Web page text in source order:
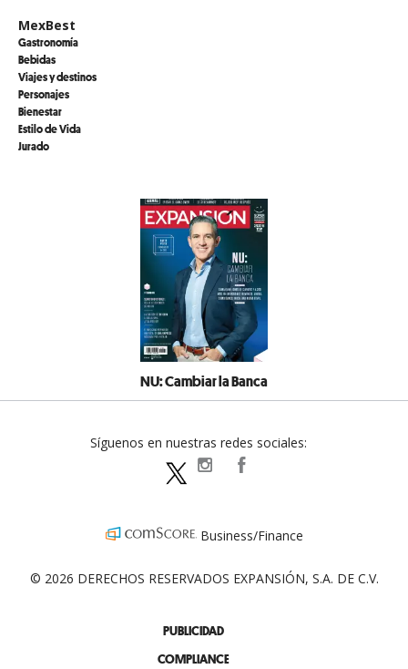
MexBest
Gastronomía
Bebidas
Viajes y destinos
Personajes
Bienestar
Estilo de Vida
Jurado
NU: Cambiar la Banca
PUBLICIDAD
COMPLIANCE
Síguenos en nuestras redes sociales:
expansionpolitica
Business/Finance
© 2026 DERECHOS RESERVADOS EXPANSIÓN, S.A. DE C.V.